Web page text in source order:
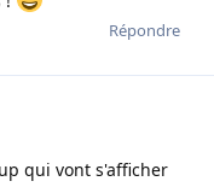
Répondre
qui vont s'afficher